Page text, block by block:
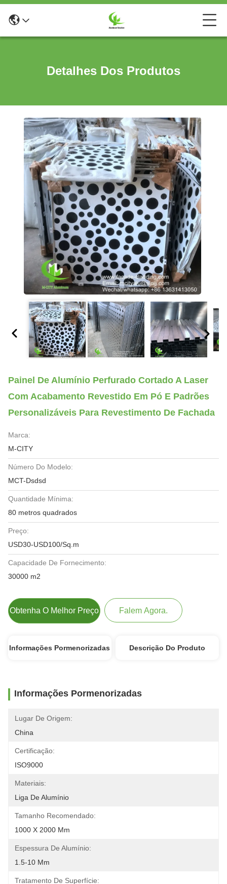
Detalhes Dos Produtos
Painel De Alumínio Perfurado Cortado A Laser
Com Acabamento Revestido Em Pó E Padrões
Personalizáveis Para Revestimento De Fachada
Marca:
M-CITY
Número Do Modelo:
MCT-Dsdsd
Quantidade Mínima:
80 metros quadrados
Preço:
USD30-USD100/Sq.m
Capacidade De Fornecimento:
30000 m2
Obtenha O Melhor Preço Falem Agora.
Informações Pormenorizadas Descrição Do Produto
Informações Pormenorizadas
Lugar De Origem:
China
Certificação:
ISO9000
Materiais:
Liga De Alumínio
Tamanho Recomendado:
1000 X 2000 Mm
Espessura De Alumínio:
1.5-10 Mm
Tratamento De Superfície: